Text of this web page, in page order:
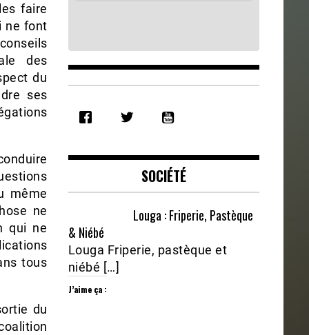
faire
ne font
des
du
ses
même
ne
qui ne
tous
du
RSS FEED
EMBED
SOCIÉTÉ
Louga : Friperie, Pastèque
& Niébé
Louga Friperie, pastèque et
niébé […]
J’aime ça :